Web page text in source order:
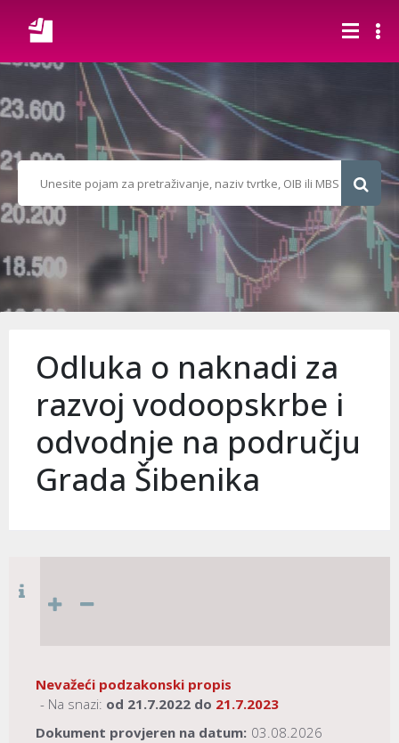
Odluka o naknadi za
razvoj vodoopskrbe i
odvodnje na području
Grada Šibenika
Nevažeći podzakonski propis
- Na snazi: od 21.7.2022 do 21.7.2023
Dokument provjeren na datum: 03.08.2026